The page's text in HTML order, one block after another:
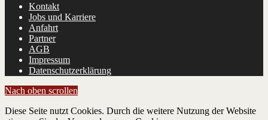
Kontakt
Jobs und Karriere
Anfahrt
Partner
AGB
Impressum
Datenschutzerklärung
Nach oben scrollen
Diese Seite nutzt Cookies. Durch die weitere Nutzung der Website